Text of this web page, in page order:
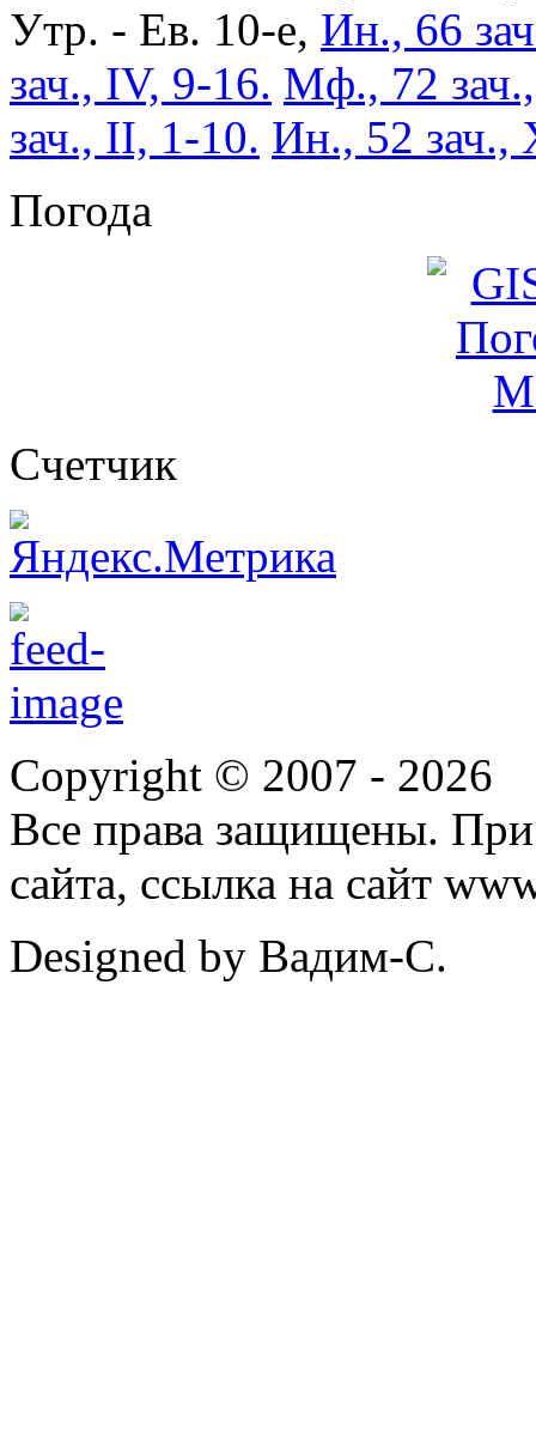
Утр. - Ев. 10-е, Ин., 66
зач., IV, 9-16. Мф., 72
зач., II, 1-10. Ин., 52 зач.,
Погода
Cчетчик
Copyright © 2007 - 2026
Все права защищены. При
сайта, ссылка на сайт
Designed by Вадим-С.